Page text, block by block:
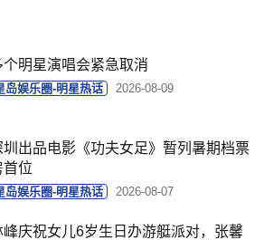
个明星演唱会紧急取消
岛娱乐圈-明星热话 2026-08-09
圳出品电影《功夫女足》暂列暑期档票
首位
岛娱乐圈-明星热话 2026-08-07
峰庆祝女儿6岁生日办游艇派对，张馨